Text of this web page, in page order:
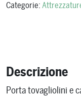
Categorie:
Descrizione
Porta tovagliolini e